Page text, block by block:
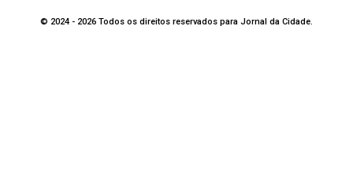
© 2024 - 2026 Todos os direitos reservados para Jornal da Cidade.